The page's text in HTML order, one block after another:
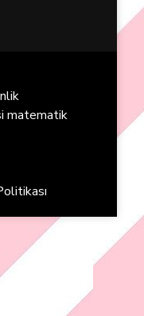
matematik